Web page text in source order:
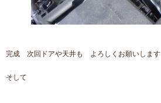
完成 次回ドアや天井も よろしくお願いします
そして